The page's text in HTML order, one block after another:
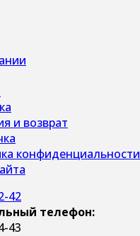
и возврат
конфиденциальности
42
телефон:
43